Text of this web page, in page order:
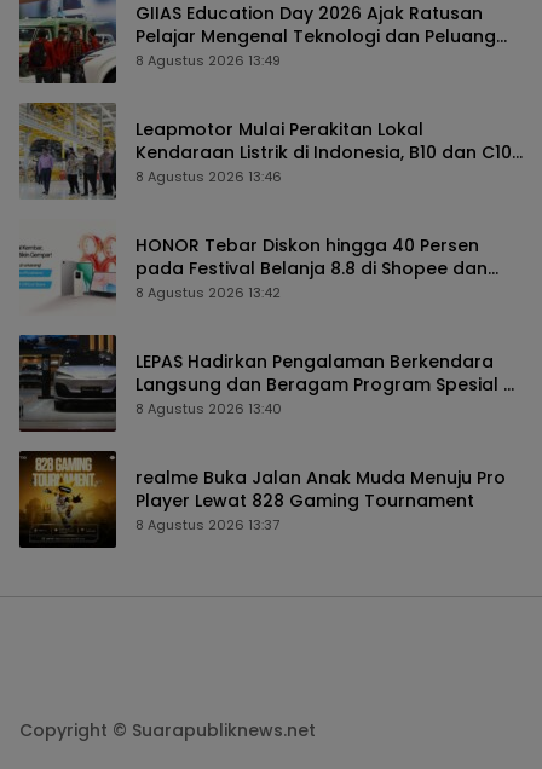
GIIAS Education Day 2026 Ajak Ratusan
Pelajar Mengenal Teknologi dan Peluang
Karier Industri Otomotif
8 Agustus 2026 13:49
Leapmotor Mulai Perakitan Lokal
Kendaraan Listrik di Indonesia, B10 dan C10
Jadi Model Perdana
8 Agustus 2026 13:46
HONOR Tebar Diskon hingga 40 Persen
pada Festival Belanja 8.8 di Shopee dan
TikTok Shop
8 Agustus 2026 13:42
LEPAS Hadirkan Pengalaman Berkendara
Langsung dan Beragam Program Spesial di
GIIAS 2026
8 Agustus 2026 13:40
realme Buka Jalan Anak Muda Menuju Pro
Player Lewat 828 Gaming Tournament
8 Agustus 2026 13:37
Copyright © Suarapubliknews.net